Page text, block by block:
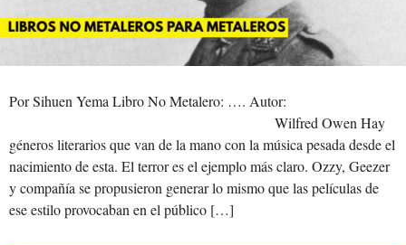
Por Sihuen Yema Libro No Metalero: …. Autor:
Wilfred Owen Hay
géneros literarios que van de la mano con la música pesada desde el
nacimiento de esta. El terror es el ejemplo más claro. Ozzy, Geezer
y compañía se propusieron generar lo mismo que las películas de
ese estilo provocaban en el público […]